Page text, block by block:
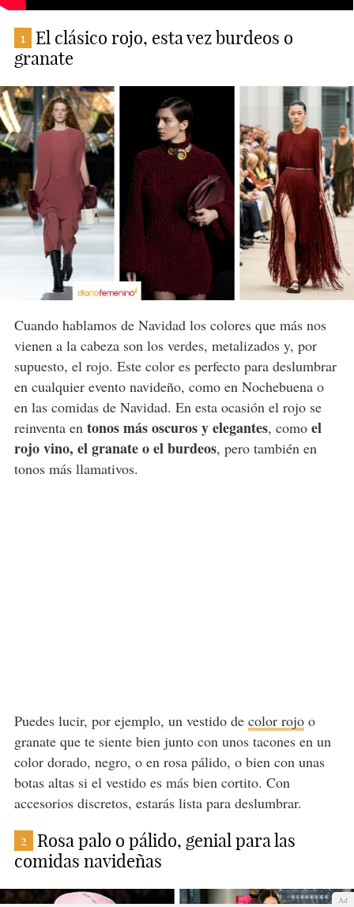
1
El clásico rojo, esta vez burdeos o
granate
Cuando hablamos de Navidad los colores que más nos
vienen a la cabeza son los verdes, metalizados y, por
supuesto, el rojo. Este color es perfecto para deslumbrar
en cualquier evento navideño, como en Nochebuena o
en las comidas de Navidad. En esta ocasión el rojo se
reinventa entonos más oscuros y elegantes, como el
rojo vino, el granate o el burdeos, pero también en
tonos más llamativos.
Puedes lucir, por ejemplo, un vestido de color rojoo
granate que te siente bien junto con unos tacones en un
color dorado, negro, o en rosa pálido, o bien con unas
botas altas si el vestido es más bien cortito. Con
accesorios discretos, estarás lista para deslumbrar.
2
Rosa palo o pálido, genial para las
comidas navideñas
Ad